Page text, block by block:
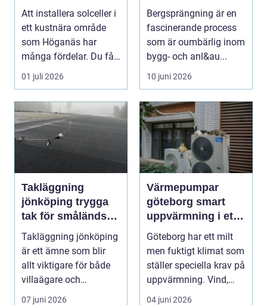
Att installera solceller i
ett kustnära område
som Höganäs har
många fördelar. Du får
lägre elkostna...
01 juli 2026
modern
konstruktion
Bergsprängning är en
fascinerande process
som är oumbärlig inom
bygg- och anl&au...
10 juni 2026
Takläggning
jönköping trygga
tak för småländskt
väder
Takläggning jönköping
är ett ämne som blir
allt viktigare för både
villaägare och
fastighetsägare i ...
07 juni 2026
Värmepumpar
göteborg smart
uppvärmning i ett
kustklimat
Göteborg har ett milt
men fuktigt klimat som
ställer speciella krav på
uppvärmning. Vind,
regn och s...
04 juni 2026